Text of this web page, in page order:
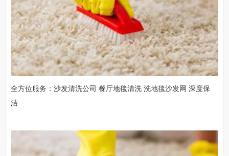
全方位服务：沙发清洗公司 餐厅地毯清洗 洗地毯沙发网 深度保
洁